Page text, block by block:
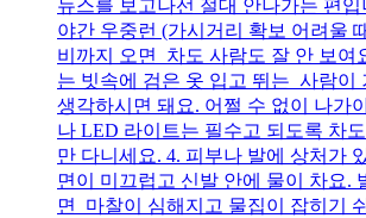
뉴스를 보고나선 절대 안나가는 편
야간 우중런 (가시거리 확보 어려울
비까지 오면 차도 사람도 잘 안 보여
는 빗속에 검은 옷 입고 뛰는 사람이
생각하시면 돼요. 어쩔 수 없이 나가
나 LED 라이트는 필수고 되도록 차
만 다니세요. 4. 피부나 발에 상처가
면이 미끄럽고 신발 안에 물이 차요.
면 마찰이 심해지고 물집이 잡히기